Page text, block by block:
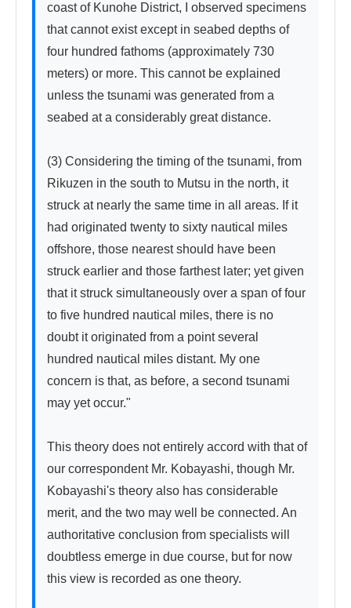
coast of Kunohe District, I observed specimens
that cannot exist except in seabed depths of
four hundred fathoms (approximately 730
meters) or more. This cannot be explained
unless the tsunami was generated from a
seabed at a considerably great distance.
(3) Considering the timing of the tsunami, from
Rikuzen in the south to Mutsu in the north, it
struck at nearly the same time in all areas. If it
had originated twenty to sixty nautical miles
offshore, those nearest should have been
struck earlier and those farthest later; yet given
that it struck simultaneously over a span of four
to five hundred nautical miles, there is no
doubt it originated from a point several
hundred nautical miles distant. My one
concern is that, as before, a second tsunami
may yet occur."
This theory does not entirely accord with that of
our correspondent Mr. Kobayashi, though Mr.
Kobayashi's theory also has considerable
merit, and the two may well be connected. An
authoritative conclusion from specialists will
doubtless emerge in due course, but for now
this view is recorded as one theory.